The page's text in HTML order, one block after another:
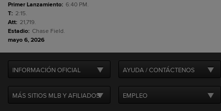
Primer Lanzamiento: 6:40 PM.
T: 2:15.
Att: 21,719.
Estadio: Chase Field.
mayo 6, 2026
INFORMACIÓN OFICIAL AYUDA / CONTÁCTENOS
MÁS SITIOS MLB Y AFILIADOS EMPLEO